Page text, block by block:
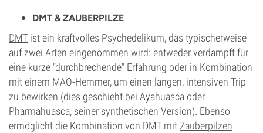
DMT & ZAUBERPILZE
DMT ist ein kraftvolles Psychedelikum, das typischerweise
auf zwei Arten eingenommen wird: entweder verdampft für
eine kurze "durchbrechende" Erfahrung oder in Kombination
mit einem MAO-Hemmer, um einen langen, intensiven Trip
zu bewirken (dies geschieht bei Ayahuasca oder
Pharmahuasca, seiner synthetischen Version). Ebenso
ermöglicht die Kombination von DMT mit Zauberpilzen